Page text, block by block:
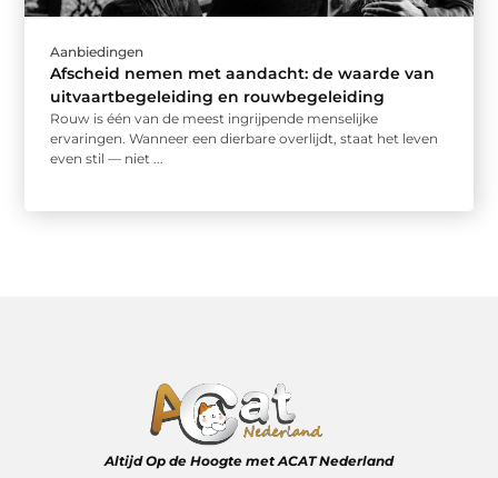
Aanbiedingen
Afscheid nemen met aandacht: de waarde van
uitvaartbegeleiding en rouwbegeleiding
Rouw is één van de meest ingrijpende menselijke
ervaringen. Wanneer een dierbare overlijdt, staat het leven
even stil — niet ...
Altijd Op de Hoogte met ACAT Nederland